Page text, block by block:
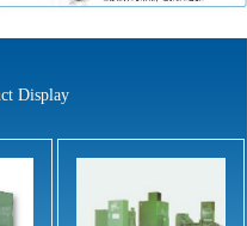
Display